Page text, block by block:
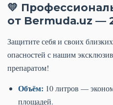
💛
от Bermuda.uz —
Защитите себя и своих
опасностей с нашим
препаратом!
Объём: 10 литров —
площадей.